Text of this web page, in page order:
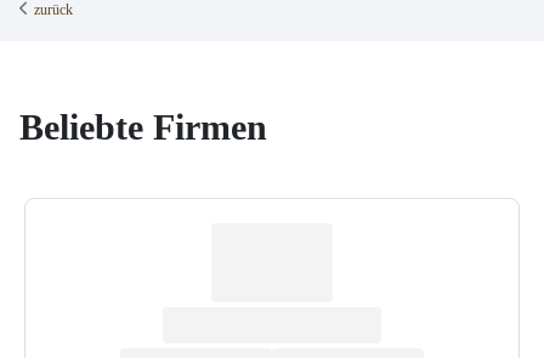
zurück
Beliebte Firmen